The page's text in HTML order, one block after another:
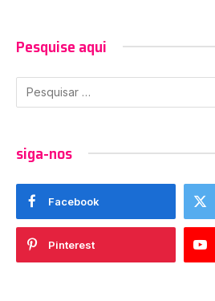
Pesquise aqui
siga-nos
Facebook
Pinterest